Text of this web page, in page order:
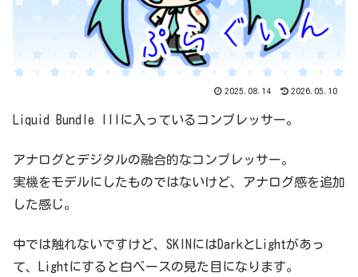
2025.08.14 2026.05.10
Liquid Bundle IIIに入っているコンプレッサー。
アナログとデジタルの融合的なコンプレッサー。
実機をモデルにしたものではないけど、アナログ感を追加
した感じ。
中では触れないですけど、SKINにはDarkとLightがあっ
て、Lightにすると白ベースの見た目になります。